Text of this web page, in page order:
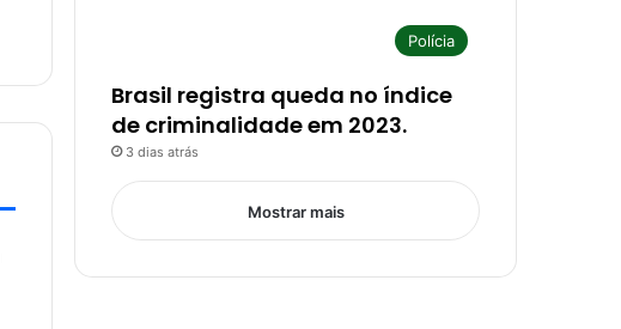
Polícia
Brasil registra queda no índice
de criminalidade em 2023.
3 dias atrás
Mostrar mais